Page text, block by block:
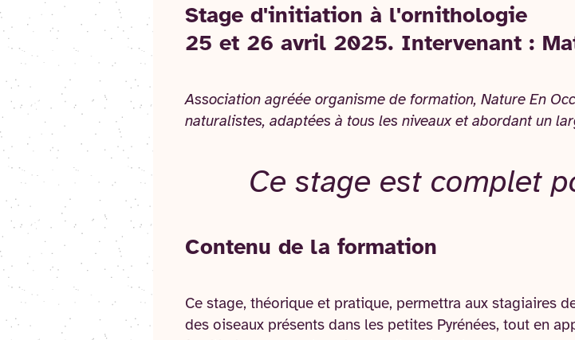
Stage d'initiation à l'ornithologie
25 et 26 avril 2025. Intervenant :
Association agréée organisme de formation, Nature En
naturalistes, adaptées à tous les niveaux et abordant un
Ce stage est complet
Contenu de la formation
Ce stage, théorique et pratique, permettra aux stagiaires
des oiseaux présents dans les petites Pyrénées, tout en